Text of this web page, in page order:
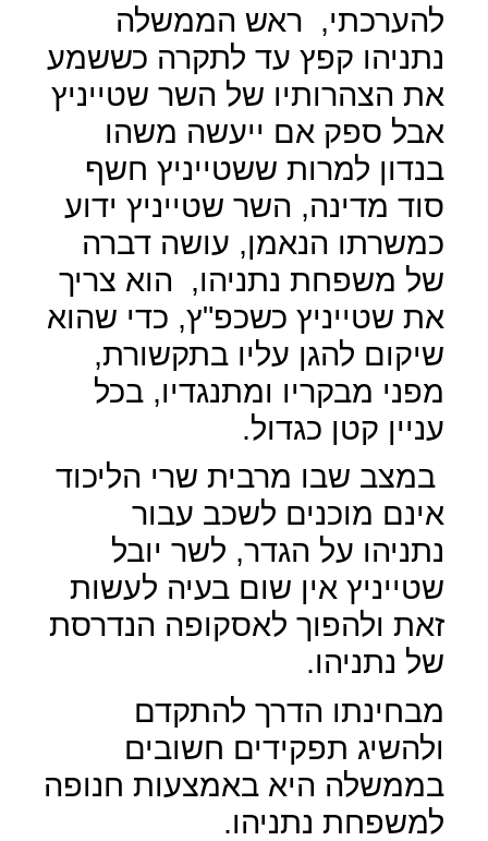
להערכתי, ראש הממשלה
נתניהו קפץ עד לתקרה כששמע
את הצהרותיו של השר שטייניץ
אבל ספק אם ייעשה משהו
בנדון למרות ששטייניץ חשף
סוד מדינה, השר שטייניץ ידוע
כמשרתו הנאמן, עושה דברה
של משפחת נתניהו,
הוא צריך
את שטייניץ כשכפ"ץ, כדי שהוא
שיקום להגן עליו בתקשורת,
מפני מבקריו ומתנגדיו, בכל
עניין קטן כגדול.
במצב שבו מרבית שרי הליכוד
אינם מוכנים לשכב עבור
נתניהו על הגדר, לשר יובל
שטייניץ אין שום בעיה לעשות
זאת ולהפוך לאסקופה הנדרסת
של נתניהו.
מבחינתו הדרך להתקדם
ולהשיג תפקידים חשובים
בממשלה היא באמצעות חנופה
למשפחת נתניהו.